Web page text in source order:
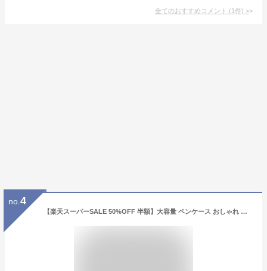
全てのおすすめコメント (1件) >
no. 4
【楽天スーパーSALE 50%OFF 半額】大容量 ペンケース おしゃれ 大容量 帆布 筆箱 多機能 ポーチ 男の子 女の子 子供 小学生 中学生 高校生 大学生 社会人用 ペンポーチ 学生 入学 便利 シンプル ふで箱 ふでばこ 文房具 筆記用具 お祝い